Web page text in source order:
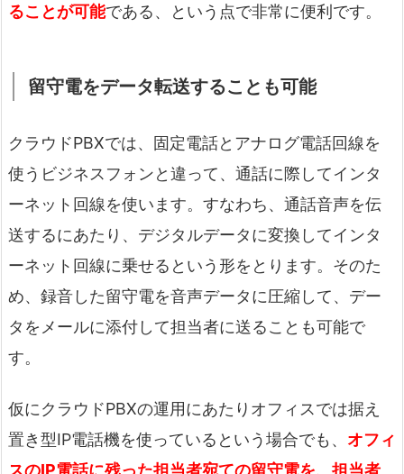
ることが可能である、という点で非常に便利です。
留守電をデータ転送することも可能
クラウドPBXでは、固定電話とアナログ電話回線を
使うビジネスフォンと違って、通話に際してインタ
ーネット回線を使います。すなわち、通話音声を伝
送するにあたり、デジタルデータに変換してインタ
ーネット回線に乗せるという形をとります。そのた
め、録音した留守電を音声データに圧縮して、デー
タをメールに添付して担当者に送ることも可能で
す。
仮にクラウドPBXの運用にあたりオフィスでは据え
置き型IP電話機を使っているという場合でも、 オフィ
スのIP電話に残った担当者宛ての留守電を、担当者